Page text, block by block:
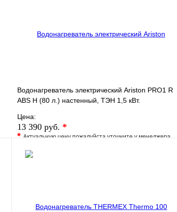
Водонагреватель электрический Ariston PRO1 R
ABS H (80 л.) настенный, ТЭН 1,5 кВт.
Цена:
13 390 руб. *
*Актуальную цену пожалуйста уточните у менеджера
В избранное